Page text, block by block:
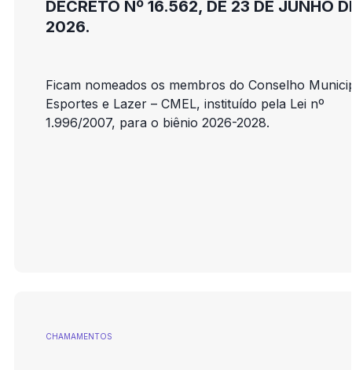
DECRETO Nº 16.562, DE 23 DE JUNHO
2026.
Ficam nomeados os membros do Conselho
Esportes e Lazer – CMEL, instituído pela Lei nº
1.996/2007, para o biênio 2026-2028.
CHAMAMENTOS